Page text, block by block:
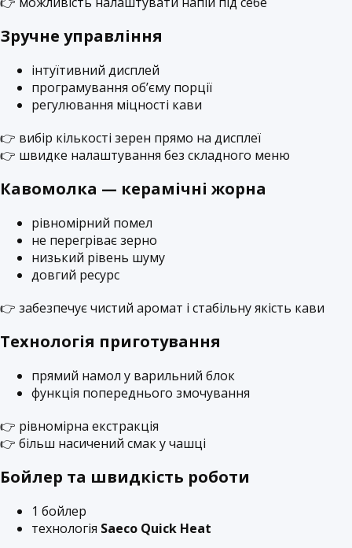
Зручне управління
інтуїтивний дисплей
програмування об’єму порції
регулювання міцності кави
👉 вибір кількості зерен прямо на дисплеї
👉 швидке налаштування без складного меню
Кавомолка — керамічні жорна
рівномірний помел
не перегріває зерно
низький рівень шуму
довгий ресурс
👉 забезпечує чистий аромат і стабільну якість кави
Технологія приготування
прямий намол у варильний блок
функція попереднього змочування
👉 рівномірна екстракція
👉 більш насичений смак у чашці
Бойлер та швидкість роботи
1 бойлер
технологія Saeco Quick Heat